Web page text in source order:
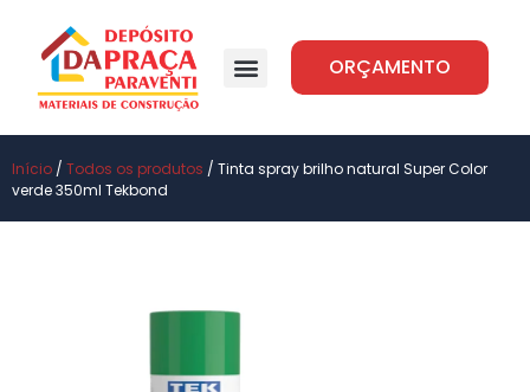
ORÇAMENTO
Início / Todos os produtos / Tinta spray brilho natural Super Color
verde 350ml Tekbond